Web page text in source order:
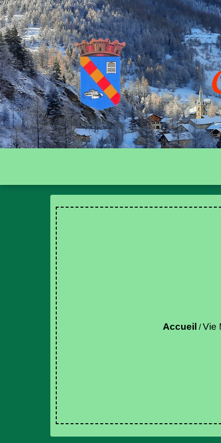
Accueil /Vie